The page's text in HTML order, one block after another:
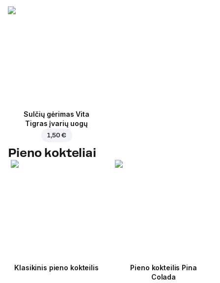
Sulčių gėrimas Vita
Tigras įvarių uogų
1,50 €
Pieno kokteliai
Klasikinis pieno kokteilis
Pieno kokteilis Pina
Colada